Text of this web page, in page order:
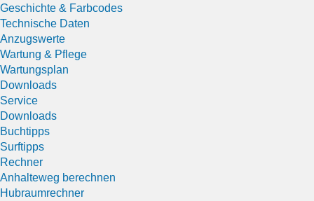
Geschichte & Farbcodes
Technische Daten
Anzugswerte
Wartung & Pflege
Wartungsplan
Downloads
Service
Downloads
Buchtipps
Surftipps
Rechner
Anhalteweg berechnen
Hubraumrechner